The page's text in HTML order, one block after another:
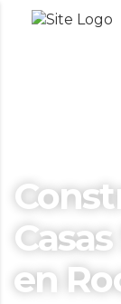
en